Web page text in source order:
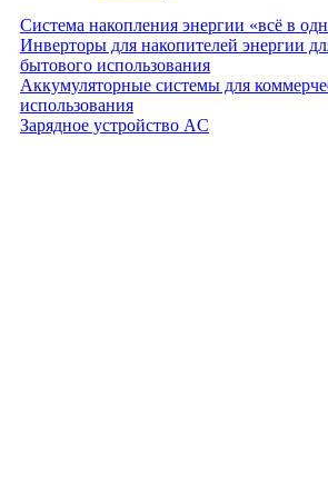
Система накопления энергии «всё в
Инверторы для накопителей энергии
бытового использования
Аккумуляторные системы для
использования
Зарядное устройство AC